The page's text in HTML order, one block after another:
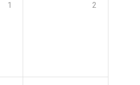
1 2